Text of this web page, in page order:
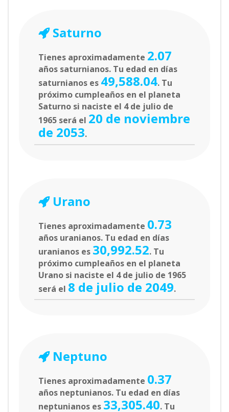
Saturno
Tienes aproximadamente 2.07
años saturnianos. Tu edad en días
saturnianos es 49,588.04. Tu
próximo cumpleaños en el planeta
Saturno si naciste el 4 de julio de
1965 será el 20 de noviembre
de 2053.
Urano
Tienes aproximadamente 0.73
años uranianos. Tu edad en días
uranianos es 30,992.52. Tu
próximo cumpleaños en el planeta
Urano si naciste el 4 de julio de 1965
será el 8 de julio de 2049.
Neptuno
Tienes aproximadamente 0.37
años neptunianos. Tu edad en días
neptunianos es 33,305.40. Tu